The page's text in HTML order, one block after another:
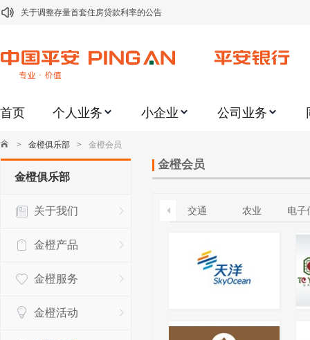
关于修订《平安银行平安金积存业务协议书（个人）》的公告
关于2021年劳动节期间代理贵金属业务风险提示的通知
关于加强代理贵金属业务风险防范的提示
关于进一步加强代理贵金属业务风险防范的提示
关于平安银行电子版信用卡更名为平安银行数字信用卡的公告
首页 个人业务 小企业 公司业务
> 金橙俱乐部 > 金橙会员
金橙俱乐部
关于我们
金橙产品
金橙服务
金橙活动
金橙会员
交通 农业 电子